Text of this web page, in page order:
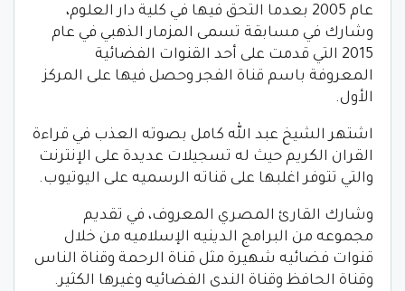
عام 2005 بعدما التحق فيها في كلية دار العلوم،
وشارك في مسابقة تسمى المزمار الذهبي في عام
2015 التي قدمت على أحد القنوات الفضائية
المعروفة باسم قناة الفجر وحصل فيها على المركز
الأول.
اشتهر الشيخ عبد الله كامل بصوته العذب في قراءة
القران الكريم حيث له تسجيلات عديدة على الإنترنت
والتي تتوفر اغلبها على قناته الرسميه على اليوتيوب.
وشارك القارئ المصري المعروف، في تقديم
مجموعه من البرامج الدينيه الإسلاميه من خلال
قنوات فضائيه شهيرة مثل قناة الرحمة وقناة الناس
وقناة الحافظ وقناة الندى الفضائيه وغيرها الكثير.